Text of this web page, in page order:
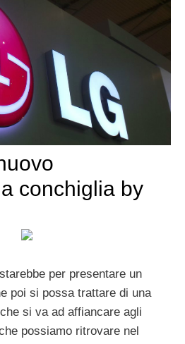
conchiglia by
per presentare un
poi si possa trattare di una
si va ad affiancare agli
possiamo ritrovare nel